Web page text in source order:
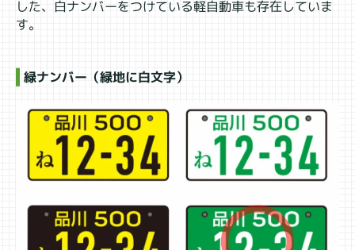
した、白ナンバーをつけている軽自動車も存在していま
す。
緑ナンバー（緑地に白文字）